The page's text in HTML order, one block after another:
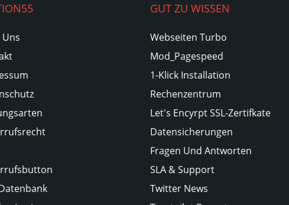
GUT ZU WISSEN
Webseiten Turbo
Mod_Pagespeed
1-Klick Installation
Rechenzentrum
Let's Encyrpt SSL-Zertifkate
Datensicherungen
Fragen Und Antworten
SLA & Support
Twitter News